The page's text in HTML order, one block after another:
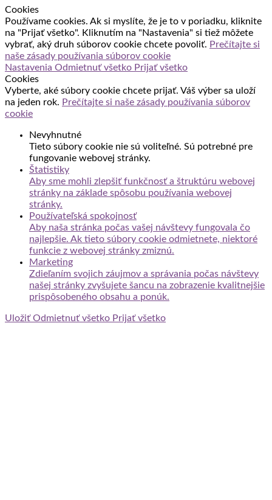
Cookies
Používame cookies. Ak si myslíte, že je to v poriadku, kliknite
na "Prijať všetko". Kliknutím na "Nastavenia" si tiež môžete
vybrať, aký druh súborov cookie chcete povoliť. Prečítajte si
naše zásady používania súborov cookie
Nastavenia Odmietnuť všetko Prijať všetko
Cookies
Vyberte, aké súbory cookie chcete prijať. Váš výber sa uloží
na jeden rok. Prečítajte si naše zásady používania súborov
cookie
Nevyhnutné
Tieto súbory cookie nie sú voliteľné. Sú potrebné pre
fungovanie webovej stránky.
Štatistiky
Aby sme mohli zlepšiť funkčnosť a štruktúru webovej
stránky na základe spôsobu používania webovej
stránky.
Používateľská spokojnosť
Aby naša stránka počas vašej návštevy fungovala čo
najlepšie. Ak tieto súbory cookie odmietnete, niektoré
funkcie z webovej stránky zmiznú.
Marketing
Zdieľaním svojich záujmov a správania počas návštevy
našej stránky zvyšujete šancu na zobrazenie kvalitnejšie
prispôsobeného obsahu a ponúk.
UložiťOdmietnuť všetko Prijať všetko